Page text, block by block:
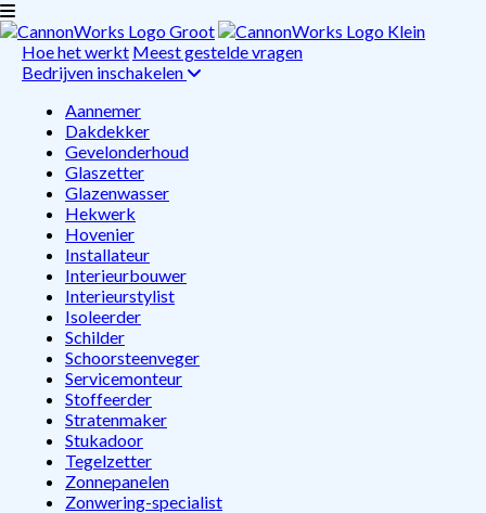
Hoe het werkt Meest gestelde vragen
Bedrijven inschakelen
Aannemer
Dakdekker
Gevelonderhoud
Glaszetter
Glazenwasser
Hekwerk
Hovenier
Installateur
Interieurbouwer
Interieurstylist
Isoleerder
Schilder
Schoorsteenveger
Servicemonteur
Stoffeerder
Stratenmaker
Stukadoor
Tegelzetter
Zonnepanelen
Zonwering-specialist